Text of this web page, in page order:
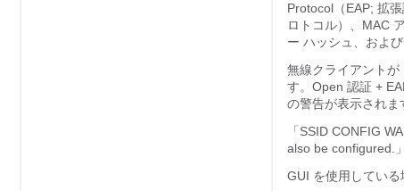
Protocol（EAP; 拡
ロトコル）、MAC
ー ハッシュ、およ
無線クライアントが
す。Open 認証 +
の警告が表示されま
「SSID CONFIG
also be configured.」
GUI を使用している